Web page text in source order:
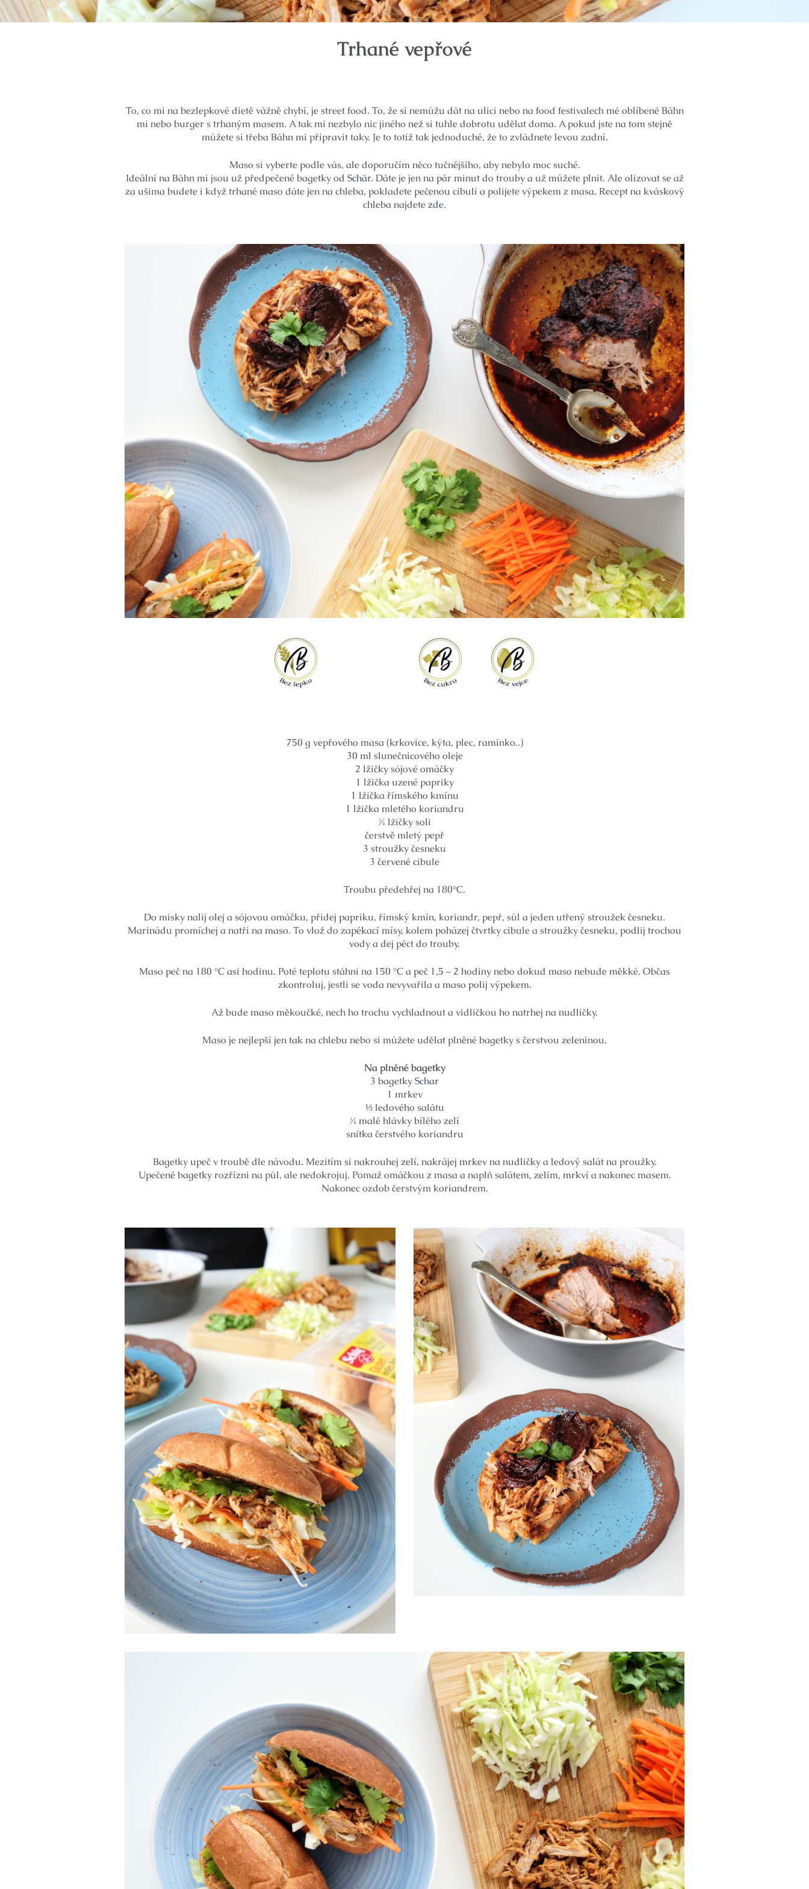
Trhané vepřové
To, co mi na bezlepkové dietě vážně chybí, je street food. To, že si nemůžu dát na ulici nebo na food festivalech mé oblíbené Báhn
mi nebo burger s trhaným masem. A tak mi nezbylo nic jiného než si tuhle dobrotu udělat doma. A pokud jste na tom stejně
můžete si třeba Báhn mi připravit taky. Je to totiž tak jednoduché, že to zvládnete levou zadní.
Maso si vyberte podle vás, ale doporučím něco tučnějšího, aby nebylo moc suché.
Ideální na Báhn mi jsou už předpečené bagetky od Schär. Dáte je jen na pár minut do trouby a už můžete plnit. Ale olizovat se až
za ušima budete i když trhané maso dáte jen na chleba, pokladete pečenou cibulí a polijete výpekem z masa. Recept na kváskový
chleba najdetezde.
750 g vepřového masa (krkovice, kýta, plec, ramínko..)
30 ml slunečnicového oleje
2 lžičky sójové omáčky
1 lžička uzené papriky
1 lžička římského kmínu
1 lžička mletého koriandru
¼ lžičky soli
čerstvě mletý pepř
3 stroužky česneku
3 červené cibule
Troubu předehřej na 180°C.
Do misky nalij olej a sójovou omáčku, přidej papriku, římský kmín, koriandr, pepř, sůl a jeden utřený stroužek česneku.
Marinádu promíchej a natři na maso. To vlož do zapékací mísy, kolem poházej čtvrtky cibule a stroužky česneku, podlij trochou
vody a dej péct do trouby.
Maso peč na 180 °C asi hodinu. Poté teplotu stáhni na 150 °C a peč 1,5 – 2 hodiny nebo dokud maso nebude měkké. Občas
zkontroluj, jestli se voda nevyvařila a maso polij výpekem.
Až bude maso měkoučké, nech ho trochu vychladnout a vidličkou ho natrhej na nudličky.
Maso je nejlepší jen tak na chlebu nebo si můžete udělat plněné bagetky s čerstvou zeleninou.
Na plněné bagetky
3 bagetkySchar
1 mrkev
⅓ ledového salátu
¼ malé hlávky bílého zelí
snítka čerstvého koriandru
Bagetky upeč v troubě dle návodu. Mezitím si nakrouhej zelí, nakrájej mrkev na nudličky a ledový salát na proužky.
Upečené bagetky rozřízni na půl, ale nedokrojuj. Pomaž omáčkou z masa a naplň salátem, zelím, mrkví a nakonec masem.
Nakonec ozdob čerstvým koriandrem.